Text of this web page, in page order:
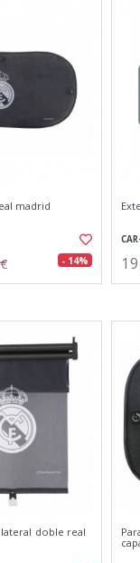
madrid
- 14%
doble real